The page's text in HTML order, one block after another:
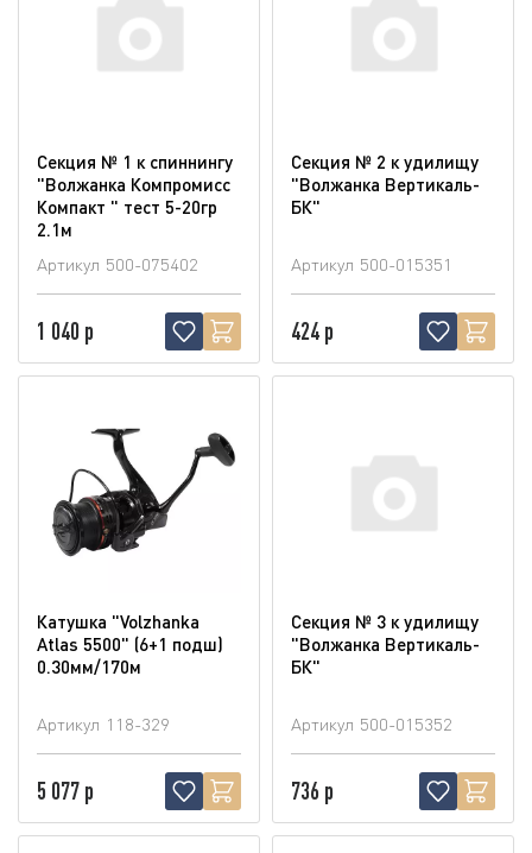
Секция № 1 к спиннингу
"Волжанка Компромисс
Компакт " тест 5-20гр
2.1м
Артикул 500-075402
1 040 р
Секция № 2 к удилищу
"Волжанка Вертикаль-
БК"
Артикул 500-015351
424 р
Катушка "Volzhanka
Atlas 5500" (6+1 подш)
0.30мм/170м
Артикул 118-329
5 077 р
Секция № 3 к удилищу
"Волжанка Вертикаль-
БК"
Артикул 500-015352
736 р